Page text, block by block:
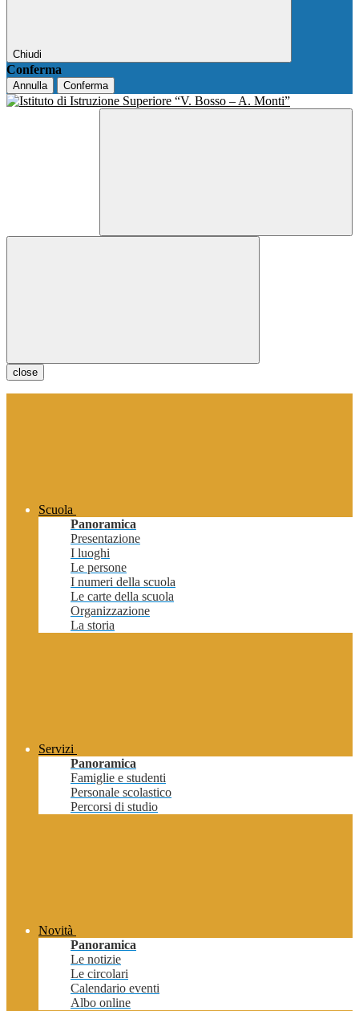
Chiudi
Conferma
Annulla Conferma
close
Scuola
Panoramica
Presentazione
I luoghi
Le persone
I numeri della scuola
Le carte della scuola
Organizzazione
La storia
Servizi
Panoramica
Famiglie e studenti
Personale scolastico
Percorsi di studio
Novità
Panoramica
Le notizie
Le circolari
Calendario eventi
Albo online